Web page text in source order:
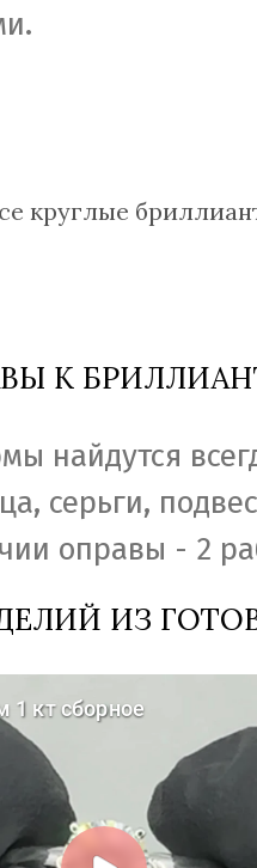
круглые
К
найдутся
серьги,
оправы - 2
ИЗ